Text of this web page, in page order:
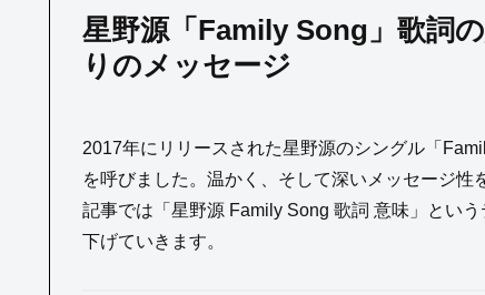
星野源「Family Song」歌詞
りのメッセージ
2017年にリリースされた星野源のシングル「
を呼びました。温かく、そして深いメッセージ
記事では「星野源 Family Song 歌詞 意味」とい
下げていきます。